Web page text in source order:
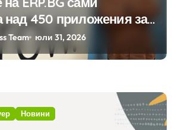
над 450 приложения за
с помощта на
нея изкуствен
Team юли 31, 2026
Новини